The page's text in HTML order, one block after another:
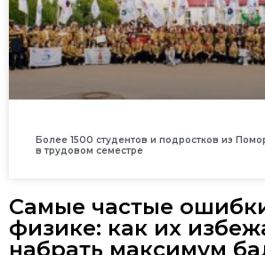
Более 1500 студентов и подростков из
в трудовом семестре
Самые частые
физике: как их
набрать максимум